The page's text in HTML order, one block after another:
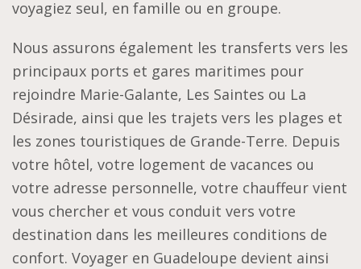
voyagiez seul, en famille ou en groupe.
Nous assurons également les transferts vers les
principaux ports et gares maritimes pour
rejoindre Marie-Galante, Les Saintes ou La
Désirade, ainsi que les trajets vers les plages et
les zones touristiques de Grande-Terre. Depuis
votre hôtel, votre logement de vacances ou
votre adresse personnelle, votre chauffeur vient
vous chercher et vous conduit vers votre
destination dans les meilleures conditions de
confort. Voyager en Guadeloupe devient ainsi